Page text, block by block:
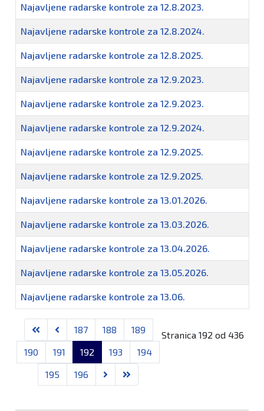
Najavljene radarske kontrole za 12.8.2023.
Najavljene radarske kontrole za 12.8.2024.
Najavljene radarske kontrole za 12.8.2025.
Najavljene radarske kontrole za 12.9.2023.
Najavljene radarske kontrole za 12.9.2023.
Najavljene radarske kontrole za 12.9.2024.
Najavljene radarske kontrole za 12.9.2025.
Najavljene radarske kontrole za 12.9.2025.
Najavljene radarske kontrole za 13.01.2026.
Najavljene radarske kontrole za 13.03.2026.
Najavljene radarske kontrole za 13.04.2026.
Najavljene radarske kontrole za 13.05.2026.
Najavljene radarske kontrole za 13.06.
Stranica 192 od 436
187 188
189
190
191 192 193
194
195
196